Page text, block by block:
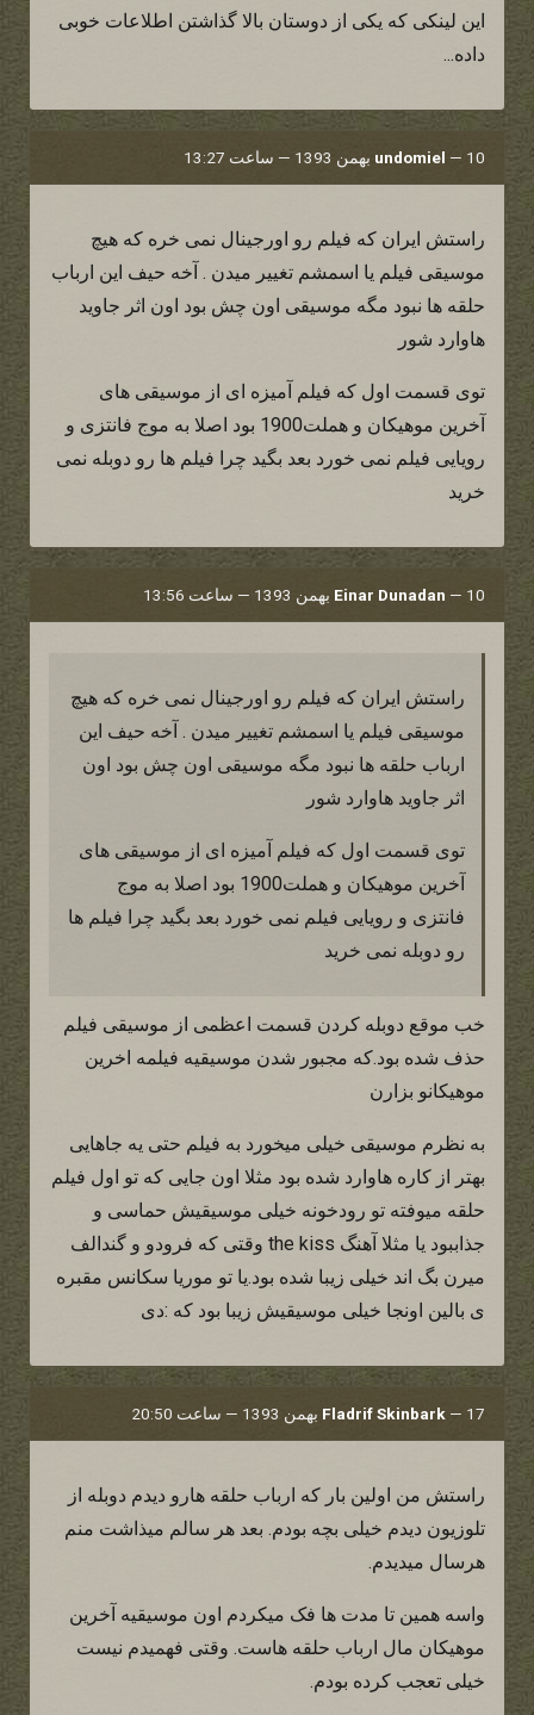
این لینکی که یکی از دوستان بالا گذاشتن اطلاعات خوبی
داده...
undomiel — 10 بهمن 1393 — ساعت 13:27
راستش ایران که فیلم رو اورجینال نمی خره که هیچ
موسیقی فیلم یا اسمشم تغییر میدن . آخه حیف این ارباب
حلقه ها نبود مگه موسیقی اون چش بود اون اثر جاوید
هاوارد شور
توی قسمت اول که فیلم آمیزه ای از موسیقی های
آخرین موهیکان و هملت1900 بود اصلا به موج فانتزی و
رویایی فیلم نمی خورد بعد بگید چرا فیلم ها رو دوبله نمی
خرید
Einar Dunadan — 10 بهمن 1393 — ساعت 13:56
راستش ایران که فیلم رو اورجینال نمی خره که هیچ
موسیقی فیلم یا اسمشم تغییر میدن . آخه حیف این
ارباب حلقه ها نبود مگه موسیقی اون چش بود اون
اثر جاوید هاوارد شور
توی قسمت اول که فیلم آمیزه ای از موسیقی های
آخرین موهیکان و هملت1900 بود اصلا به موج
فانتزی و رویایی فیلم نمی خورد بعد بگید چرا فیلم ها
رو دوبله نمی خرید
خب موقع دوبله کردن قسمت اعظمی از موسیقی فیلم
حذف شده بود.که مجبور شدن موسیقیه فیلمه اخرین
موهیکانو بزارن
به نظرم موسیقی خیلی میخورد به فیلم حتی یه جاهایی
بهتر از کاره هاوارد شده بود مثلا اون جایی که تو اول فیلم
حلقه میوفته تو رودخونه خیلی موسیقیش حماسی و
جذاببود یا مثلا آهنگ the kiss وقتی که فرودو و گندالف
میرن بگ اند خیلی زیبا شده بود.یا تو موریا سکانس مقبره
ی بالین اونجا خیلی موسیقیش زیبا بود که :دی
Fladrif Skinbark — 17 بهمن 1393 — ساعت 20:50
راستش من اولین بار که ارباب حلقه هارو دیدم دوبله از
تلوزیون دیدم خیلی بچه بودم. بعد هر سالم میذاشت منم
هرسال میدیدم.
واسه همین تا مدت ها فک میکردم اون موسیقیه آخرین
موهیکان مال ارباب حلقه هاست. وقتی فهمیدم نیست
خیلی تعجب کرده بودم.